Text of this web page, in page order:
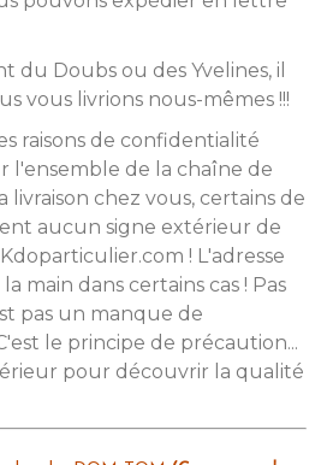
du Doubs ou des Yvelines, il
vous livrions nous-mêmes !!!
raisons de confidentialité
l'ensemble de la chaîne de
chez vous, certains de
aucun signe extérieur de
! L'adresse
main dans certains cas ! Pas
pas un manque de
le principe de précaution...
pour découvrir la qualité